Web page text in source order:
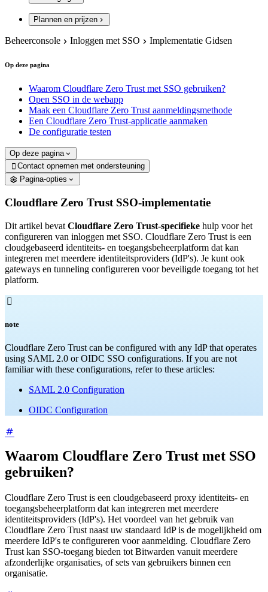
Plannen en prijzen
Beheerconsole Inloggen met SSO Implementatie Gidsen
Op deze pagina
Waarom Cloudflare Zero Trust met SSO gebruiken?
Open SSO in de webapp
Maak een Cloudflare Zero Trust aanmeldingsmethode
Een Cloudflare Zero Trust-applicatie aanmaken
De configuratie testen
Op deze pagina
 Contact opnemen met ondersteuning
Pagina-opties
Cloudflare Zero Trust SSO-implementatie
Dit artikel bevat Cloudflare Zero Trust-specifieke hulp voor het
configureren van inloggen met SSO. Cloudflare Zero Trust is een
cloudgebaseerd identiteits- en toegangsbeheerplatform dat kan
integreren met meerdere identiteitsproviders (IdP's). Je kunt ook
gateways en tunneling configureren voor beveiligde toegang tot het
platform.

note
Cloudflare Zero Trust can be configured with any IdP that operates
using SAML 2.0 or OIDC SSO configurations. If you are not
familiar with these configurations, refer to these articles:
SAML 2.0 Configuration
OIDC Configuration
Waarom Cloudflare Zero Trust met SSO
gebruiken?
Cloudflare Zero Trust is een cloudgebaseerd proxy identiteits- en
toegangsbeheerplatform dat kan integreren met meerdere
identiteitsproviders (IdP's). Het voordeel van het gebruik van
Cloudflare Zero Trust naast uw standaard IdP is de mogelijkheid om
meerdere IdP's te configureren voor aanmelding. Cloudflare Zero
Trust kan SSO-toegang bieden tot Bitwarden vanuit meerdere
afzonderlijke organisaties, of sets van gebruikers binnen een
organisatie.